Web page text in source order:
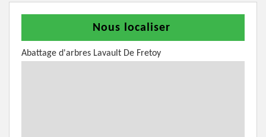
Nous localiser
Abattage d'arbres Lavault De Fretoy